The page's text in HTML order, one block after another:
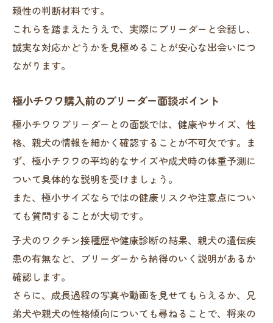
頼性の判断材料です。
これらを踏まえたうえで、実際にブリーダーと会話し、
誠実な対応かどうかを見極めることが安心な出会いにつ
ながります。
極小チワワ購入前のブリーダー面談ポイント
極小チワワブリーダーとの面談では、健康やサイズ、性
格、親犬の情報を細かく確認することが不可欠です。ま
ず、極小チワワの平均的なサイズや成犬時の体重予測に
ついて具体的な説明を受けましょう。
また、極小サイズならではの健康リスクや注意点につい
ても質問することが大切です。
子犬のワクチン接種歴や健康診断の結果、親犬の遺伝疾
患の有無など、ブリーダーから納得のいく説明があるか
確認します。
さらに、成長過程の写真や動画を見せてもらえるか、兄
弟犬や親犬の性格傾向についても尋ねることで、将来の